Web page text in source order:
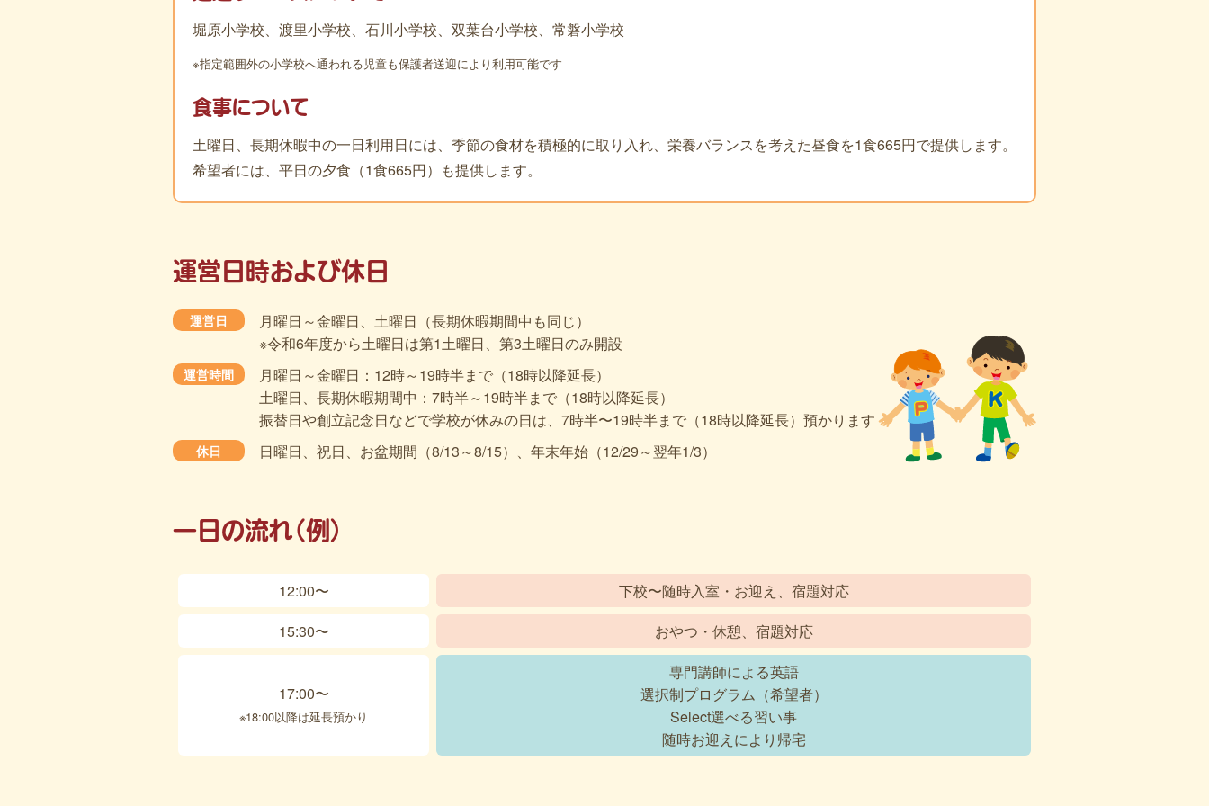
堀原小学校、渡里小学校、石川小学校、双葉台小学校、常磐小学校
※指定範囲外の小学校へ通われる児童も保護者送迎により利用可能です
食事について
土曜日、長期休暇中の一日利用日には、季節の食材を積極的に取り入れ、栄養バランスを考えた昼食を1食665円で提供します。
希望者には、平日の夕食（1食665円）も提供します。
運営日時および休日
運営日
月曜日～金曜日、土曜日（長期休暇期間中も同じ）
※令和6年度から土曜日は第1土曜日、第3土曜日のみ開設
運営時間
月曜日～金曜日：12時～19時半まで（18時以降延長）
土曜日、長期休暇期間中：7時半～19時半まで（18時以降延長）
振替日や創立記念日などで学校が休みの日は、7時半〜19時半まで（18時以降延長）預かります
休日 日曜日、祝日、お盆期間（8/13～8/15）、 年末年始（12/29～翌年1/3）
一日の流れ（例）
12:00〜
下校〜随時入室・お迎え、宿題対応
15:30〜
おやつ・休憩、宿題対応
17:00〜
※18:00以降は延長預かり
専門講師による英語
選択制プログラム（希望者）
Select選べる習い事
随時お迎えにより帰宅